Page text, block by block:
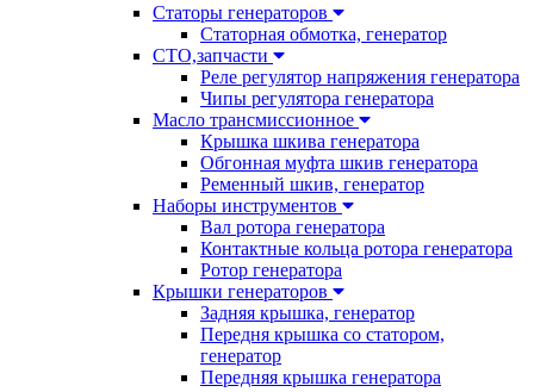
Статоры генераторов
Статорная обмотка, генератор
СТО,запчасти
Реле регулятор напряжения генератора
Чипы регулятора генератора
Масло трансмиссионное
Крышка шкива генератора
Обгонная муфта шкив генератора
Ременный шкив, генератор
Наборы инструментов
Вал ротора генератора
Контактные кольца ротора генератора
Ротор генератора
Крышки генераторов
Задняя крышка, генератор
Передня крышка со статором,
генератор
Передняя крышка генератора